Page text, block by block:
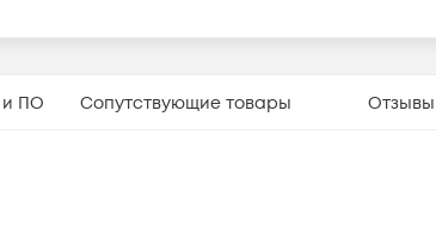
и ПО Сопутствующие товары Отзывы